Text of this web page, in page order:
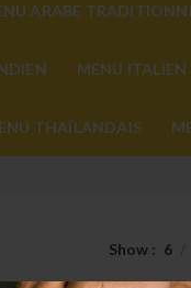
ARABE
MENU ITALIEN
THAÏLANDAIS
Show 6